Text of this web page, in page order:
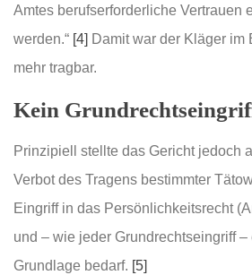
Amtes berufserforderliche Vertrauen
werden.“ [4] Damit war der Kläger im
mehr tragbar.
Kein
Prinzipiell stellte das Gericht jedoch
Verbot des Tragens bestimmter
Eingriff in das Persönlichkeitsrecht
und – wie jeder Grundrechtseingriff
Grundlage bedarf. [5]